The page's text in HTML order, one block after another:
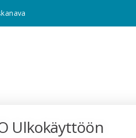
Ulkokäyttöön